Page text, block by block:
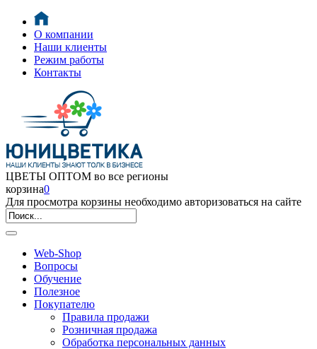
О компании
Наши клиенты
Режим работы
Контакты
ЦВЕТЫ ОПТОМ во все регионы
корзина0
Для просмотра корзины необходимо авторизоваться на сайте
Web-Shop
Вопросы
Обучение
Полезное
Покупателю
Правила продажи
Розничная продажа
Обработка персональных данных